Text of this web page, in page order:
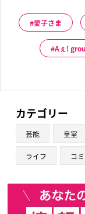
愛子さま
Aぇ!
カテゴリー
芸能 皇室
ライフ コ